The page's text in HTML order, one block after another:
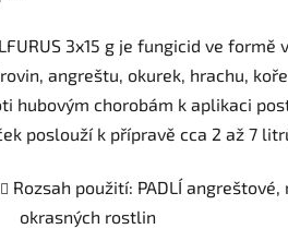
3x15 g je fungicid ve
angreštu, okurek, hrachu,
hubovým chorobám k aplikaci
poslouží k přípravě cca 2 až 7
Rozsah použití: PADLÍ
okrasných rostlin